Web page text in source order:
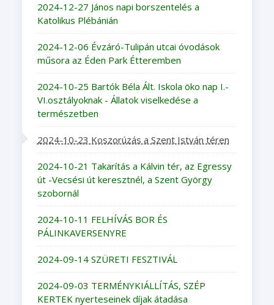
2024-12-27 János napi borszentelés a
Katolikus Plébánián
2024-12-06 Évzáró-Tulipán utcai óvodások
műsora az Éden Park Étteremben
2024-10-25 Bartók Béla Ált. Iskola öko nap I.-
VI.osztályoknak - Állatok viselkedése a
természetben
2024-10-23 Koszorúzás a Szent István téren
2024-10-21 Takarítás a Kálvin tér, az Egressy
út -Vecsési út keresztnél, a Szent György
szobornál
2024-10-11 FELHÍVÁS BOR ÉS
PÁLINKAVERSENYRE
2024-09-14 SZÜRETI FESZTIVÁL
2024-09-03 TERMÉNYKIÁLLÍTÁS, SZÉP
KERTEK nyerteseinek díjak átadása